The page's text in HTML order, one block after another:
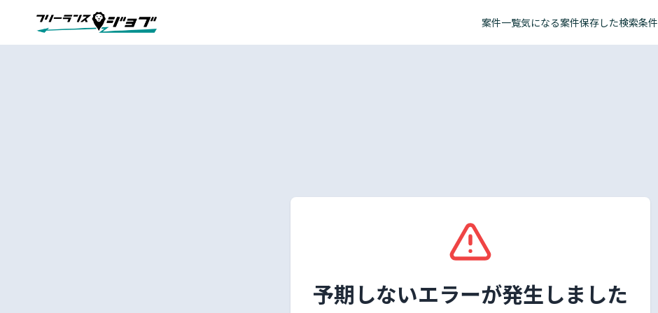
案件一覧気になる案件保存した検索条件
予期しないエラーが発生しました